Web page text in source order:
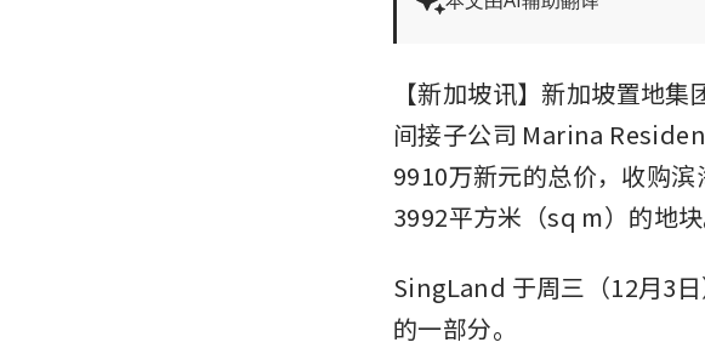
【新加坡讯】新加坡置地
间接子公司 Marina
9910万新元的总价，收购
3992平方米（sq m）的地块
SingLand 于周三（12月3
的一部分。